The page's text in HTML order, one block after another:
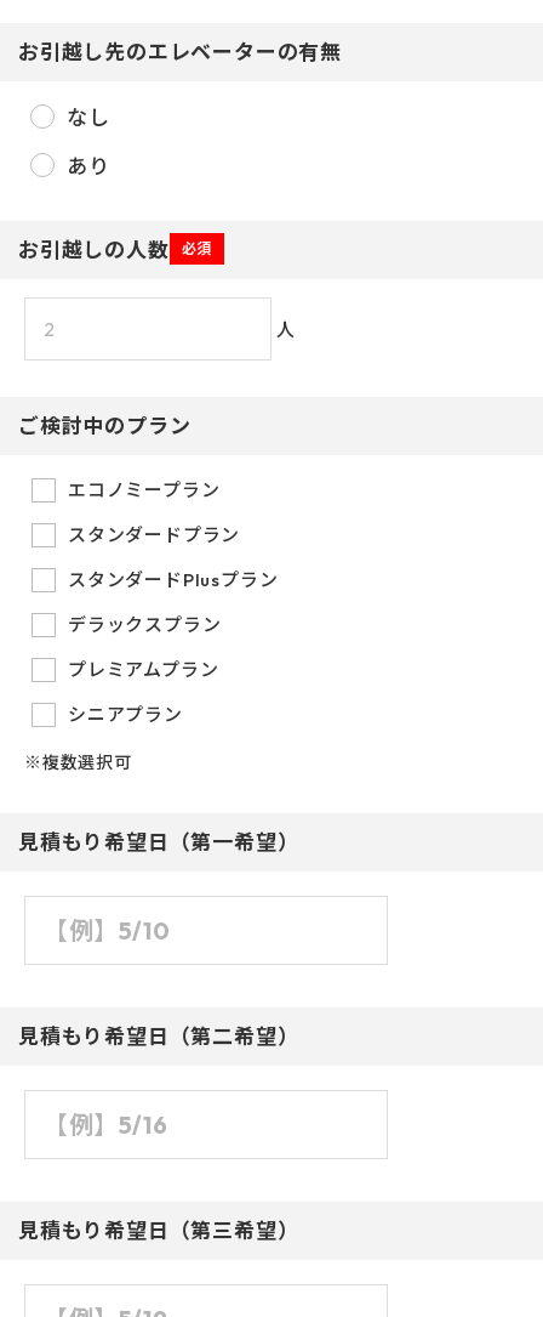
お引越し先のエレベーターの有無
なし
あり
お引越しの人数 必須
人
ご検討中のプラン
エコノミープラン
スタンダードプラン
スタンダードPlusプラン
デラックスプラン
プレミアムプラン
シニアプラン
※複数選択可
見積もり希望日（第一希望）
見積もり希望日（第二希望）
見積もり希望日（第三希望）